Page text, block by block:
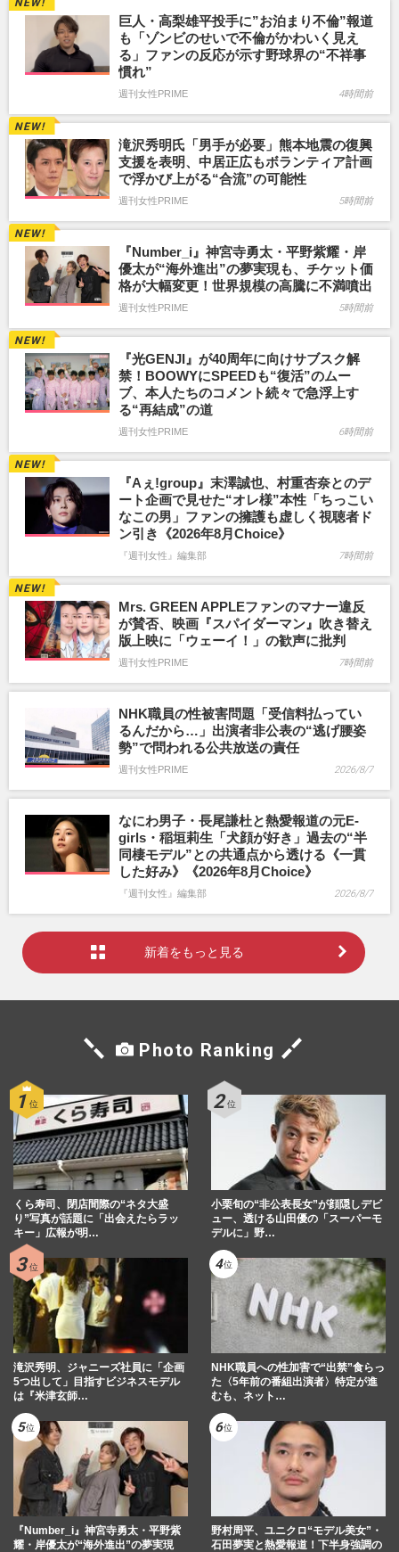
巨人・高梨雄平投手に”お泊まり不倫”報道
も「ゾンビのせいで不倫がかわいく見え
る」ファンの反応が示す野球界の“不祥事
慣れ”
週刊女性PRIME 4時間前
滝沢秀明氏「男手が必要」熊本地震の復興
支援を表明、中居正広もボランティア計画
で浮かび上がる“合流”の可能性
週刊女性PRIME 5時間前
『Number_i』神宮寺勇太・平野紫耀・岸
優太が“海外進出”の夢実現も、チケット価
格が大幅変更！世界規模の高騰に不満噴出
週刊女性PRIME 5時間前
『光GENJI』が40周年に向けサブスク解
禁！BOOWYにSPEEDも“復活”のムー
ブ、本人たちのコメント続々で急浮上す
る“再結成”の道
週刊女性PRIME 6時間前
『Aぇ!group』末澤誠也、村重杏奈とのデ
ート企画で見せた“オレ様”本性「ちっこい
なこの男」ファンの擁護も虚しく視聴者ド
ン引き《2026年8月Choice》
『週刊女性』編集部 7時間前
Mrs. GREEN APPLEファンのマナー違反
が賛否、映画『スパイダーマン』吹き替え
版上映に「ウェーイ！」の歓声に批判
週刊女性PRIME 7時間前
NHK職員の性被害問題「受信料払ってい
るんだから…」出演者非公表の“逃げ腰姿
勢”で問われる公共放送の責任
週刊女性PRIME 2026/8/7
なにわ男子・長尾謙杜と熱愛報道の元E-
girls・稲垣莉生「犬顔が好き」過去の“半
同棲モデル”との共通点から透ける《一貫
した好み》《2026年8月Choice》
『週刊女性』編集部 2026/8/7
新着をもっと見る
Photo Ranking
くら寿司、閉店間際の“ネタ大盛
り”写真が話題に「出会えたらラッ
キー」広報が明…
小栗旬の“非公表長女”が顔隠しデビ
ュー、透ける山田優の「スーパーモ
デルに」野…
滝沢秀明、ジャニーズ社員に「企画
5つ出して」目指すビジネスモデル
は『米津玄師…
NHK職員への性加害で“出禁”食らっ
た〈5年前の番組出演者〉特定が進
むも、ネット…
『Number_i』神宮寺勇太・平野紫
耀・岸優太が“海外進出”の夢実現
野村周平、ユニクロ“モデル美女”・
石田夢実と熱愛報道！下半身強調の